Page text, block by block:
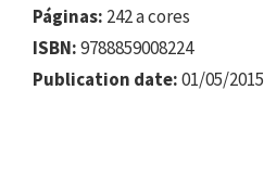
Páginas: 242 a cores
ISBN:9788859008224
Publication date:01/05/2015